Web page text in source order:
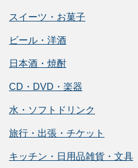
スイーツ・お菓子
ビール・洋酒
日本酒・焼酎
CD・DVD・楽器
水・ソフトドリンク
旅行・出張・チケット
キッチン・日用品雑貨・文具